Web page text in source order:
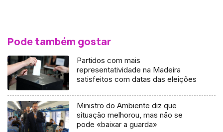
Pode também gostar
Partidos com mais
representatividade na Madeira
satisfeitos com datas das eleições
Ministro do Ambiente diz que
situação melhorou, mas não se
pode «baixar a guarda»